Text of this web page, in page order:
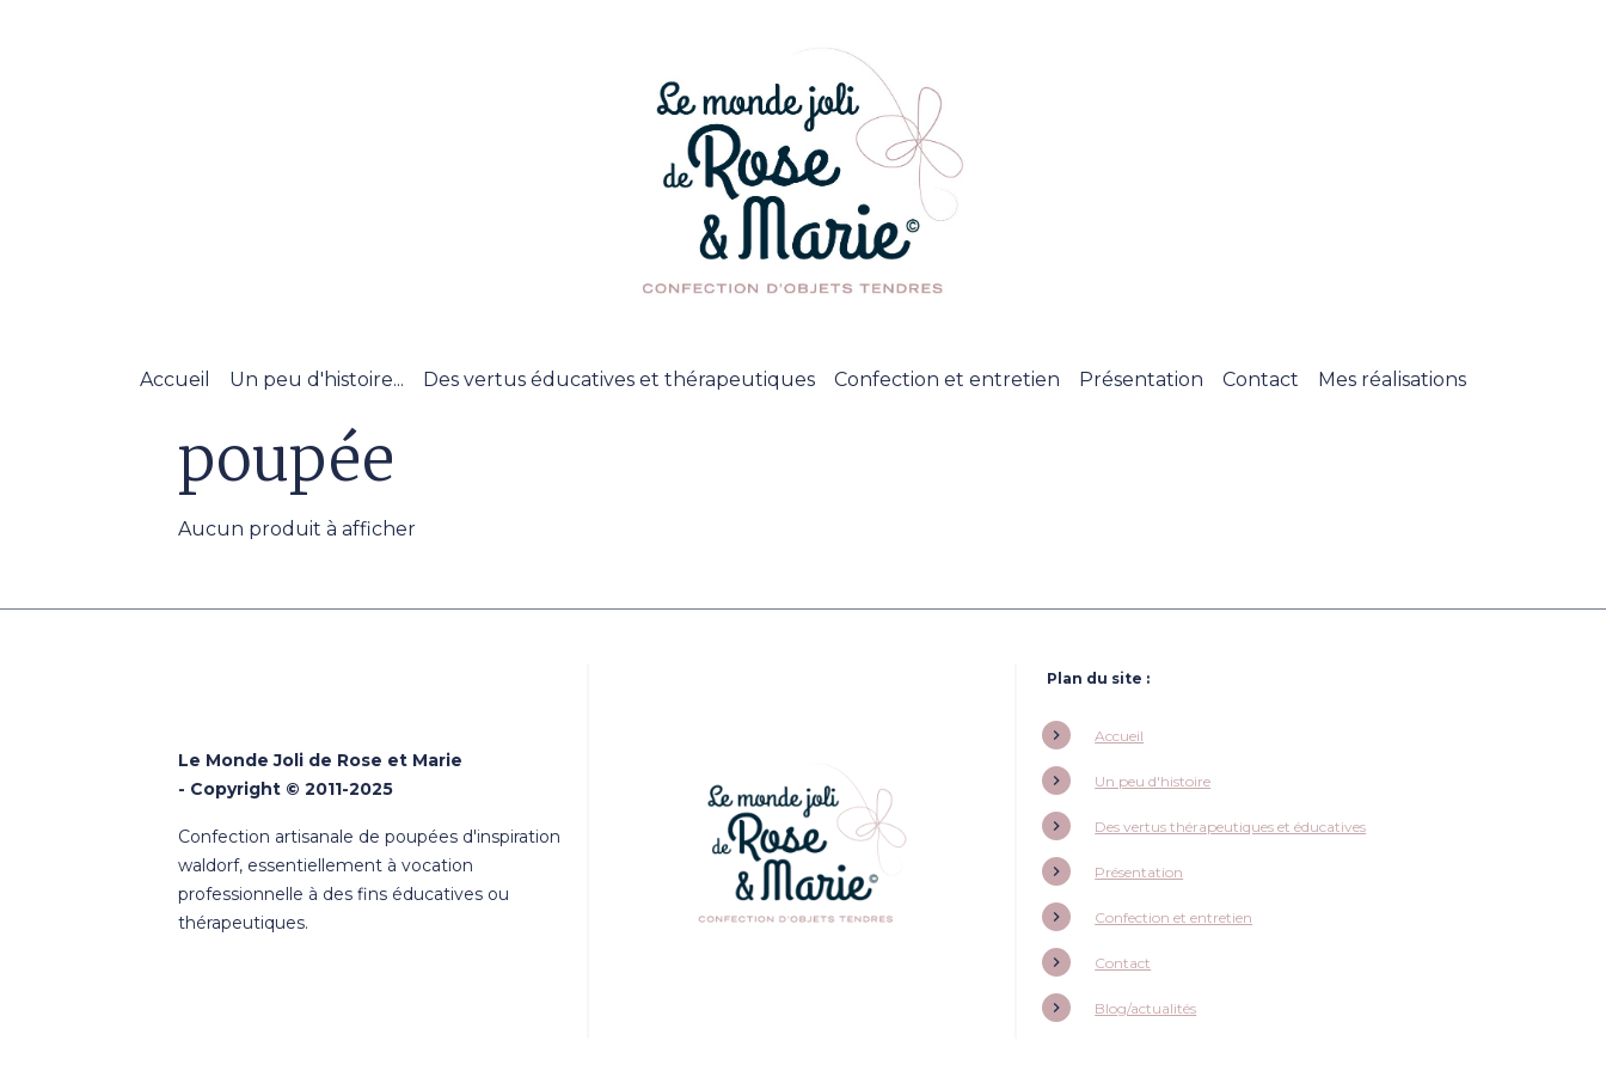
Accueil Un peu d'histoire... Des vertus éducatives et thérapeutiques Confection et entretien Présentation Contact Mes réalisations
poupée
Aucun produit à afficher
Le Monde Joli de Rose et Marie
- Copyright © 2011-2025
Confection artisanale de poupées d'inspiration
waldorf, essentiellement à vocation
professionnelle à des fins éducatives ou
thérapeutiques.
Plan du site :
Accueil
Un peu d'histoire
Des vertus thérapeutiques et éducatives
Présentation
Confection et entretien
Contact
Blog/actualités